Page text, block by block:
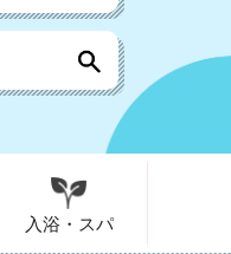
入浴・スパ